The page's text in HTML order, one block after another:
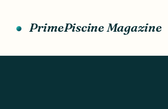
contenuPrimePiscine Magazine